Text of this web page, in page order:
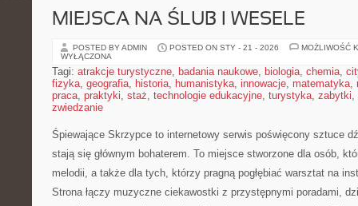
MIEJSCA NA ŚLUB I WESELE
POSTED BY ADMIN POSTED ON STY - 21 - 2026
MOŻLIWOŚĆ
WYŁĄCZONA
Tagi: atrakcje turystyczne, badania naukowe, biologia, chemia,
fizyka, geografia, historia, humanistyka, innowacje, matematyka,
praca, praktyki, staż, technologie edukacyjne, turystyka, zabytki,
zwiedzanie
Śpiewające Skrzypce to internetowy serwis poświęcony sztuce
stają się głównym bohaterem. To miejsce stworzone dla osób,
melodii, a także dla tych, którzy pragną pogłębiać warsztat na
Strona łączy muzyczne ciekawostki z przystępnymi poradami,